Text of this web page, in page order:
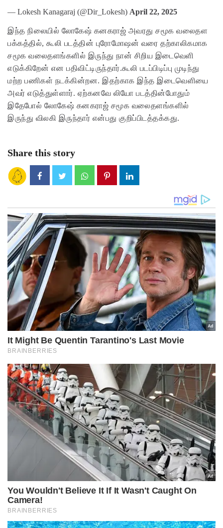
— Lokesh Kanagaraj (@Dir_Lokesh) April 22, 2025
இந்த நிலையில் லோகேஷ் கனகராஜ் அவரது சமூக வலைதள
பக்கத்தில், கூலி படத்தின் புரோமோஷன் வரை தற்காலிகமாக
சமூக வலைதளங்களில் இருந்து நான் சிறிய இடைவெளி
எடுக்கிறேன் என பதிவிட்டிருந்தார்.கூலி படப்பிடிப்பு முடிந்து
மற்ற பணிகள் நடக்கின்றன. இதற்காக இந்த இடைவெளியை
அவர் எடுத்துள்ளார். ஏற்கனவே லியோ படத்தின்போதும்
இதேபோல் லோகேஷ் கனகராஜ் சமூக வலைதளங்களில்
இருந்து விலகி இருந்தார் என்பது குறிப்பிடத்தக்கது.
Share this story